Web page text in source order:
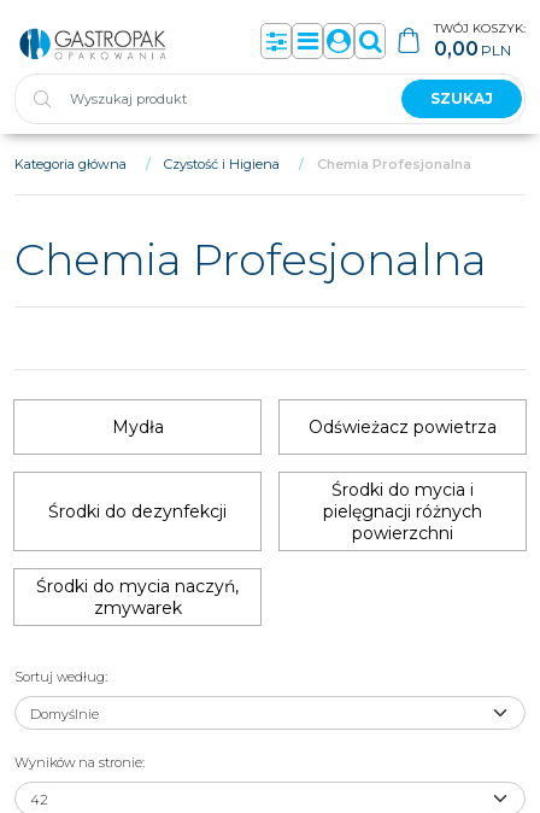
PanelMenuPanelSzukaj
SZUKAJ
TWÓJ KOSZYK:
0,00 PLN
Kategoria główna / Czystość i Higiena / Chemia Profesjonalna
Chemia Profesjonalna
Mydła Odświeżacz powietrza
Środki do dezynfekcji
Środki do mycia i
pielęgnacji różnych
powierzchni
Środki do mycia naczyń,
zmywarek
Sortuj według:
Wyników na stronie: